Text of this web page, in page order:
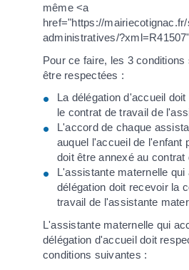
même <a
href="https://
administratives/
Pour ce faire, les 3
être respectées :
La délégation d'accueil
le contrat de travail de
L'accord de chaque
auquel l'accueil de l'enfant
doit être annexé au contrat
L'assistante maternelle qui
délégation doit recevoir la
travail de l'assistante
L'assistante maternelle qui
délégation d'accueil doit
conditions suivantes :